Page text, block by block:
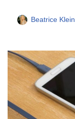
Beatrice Klein